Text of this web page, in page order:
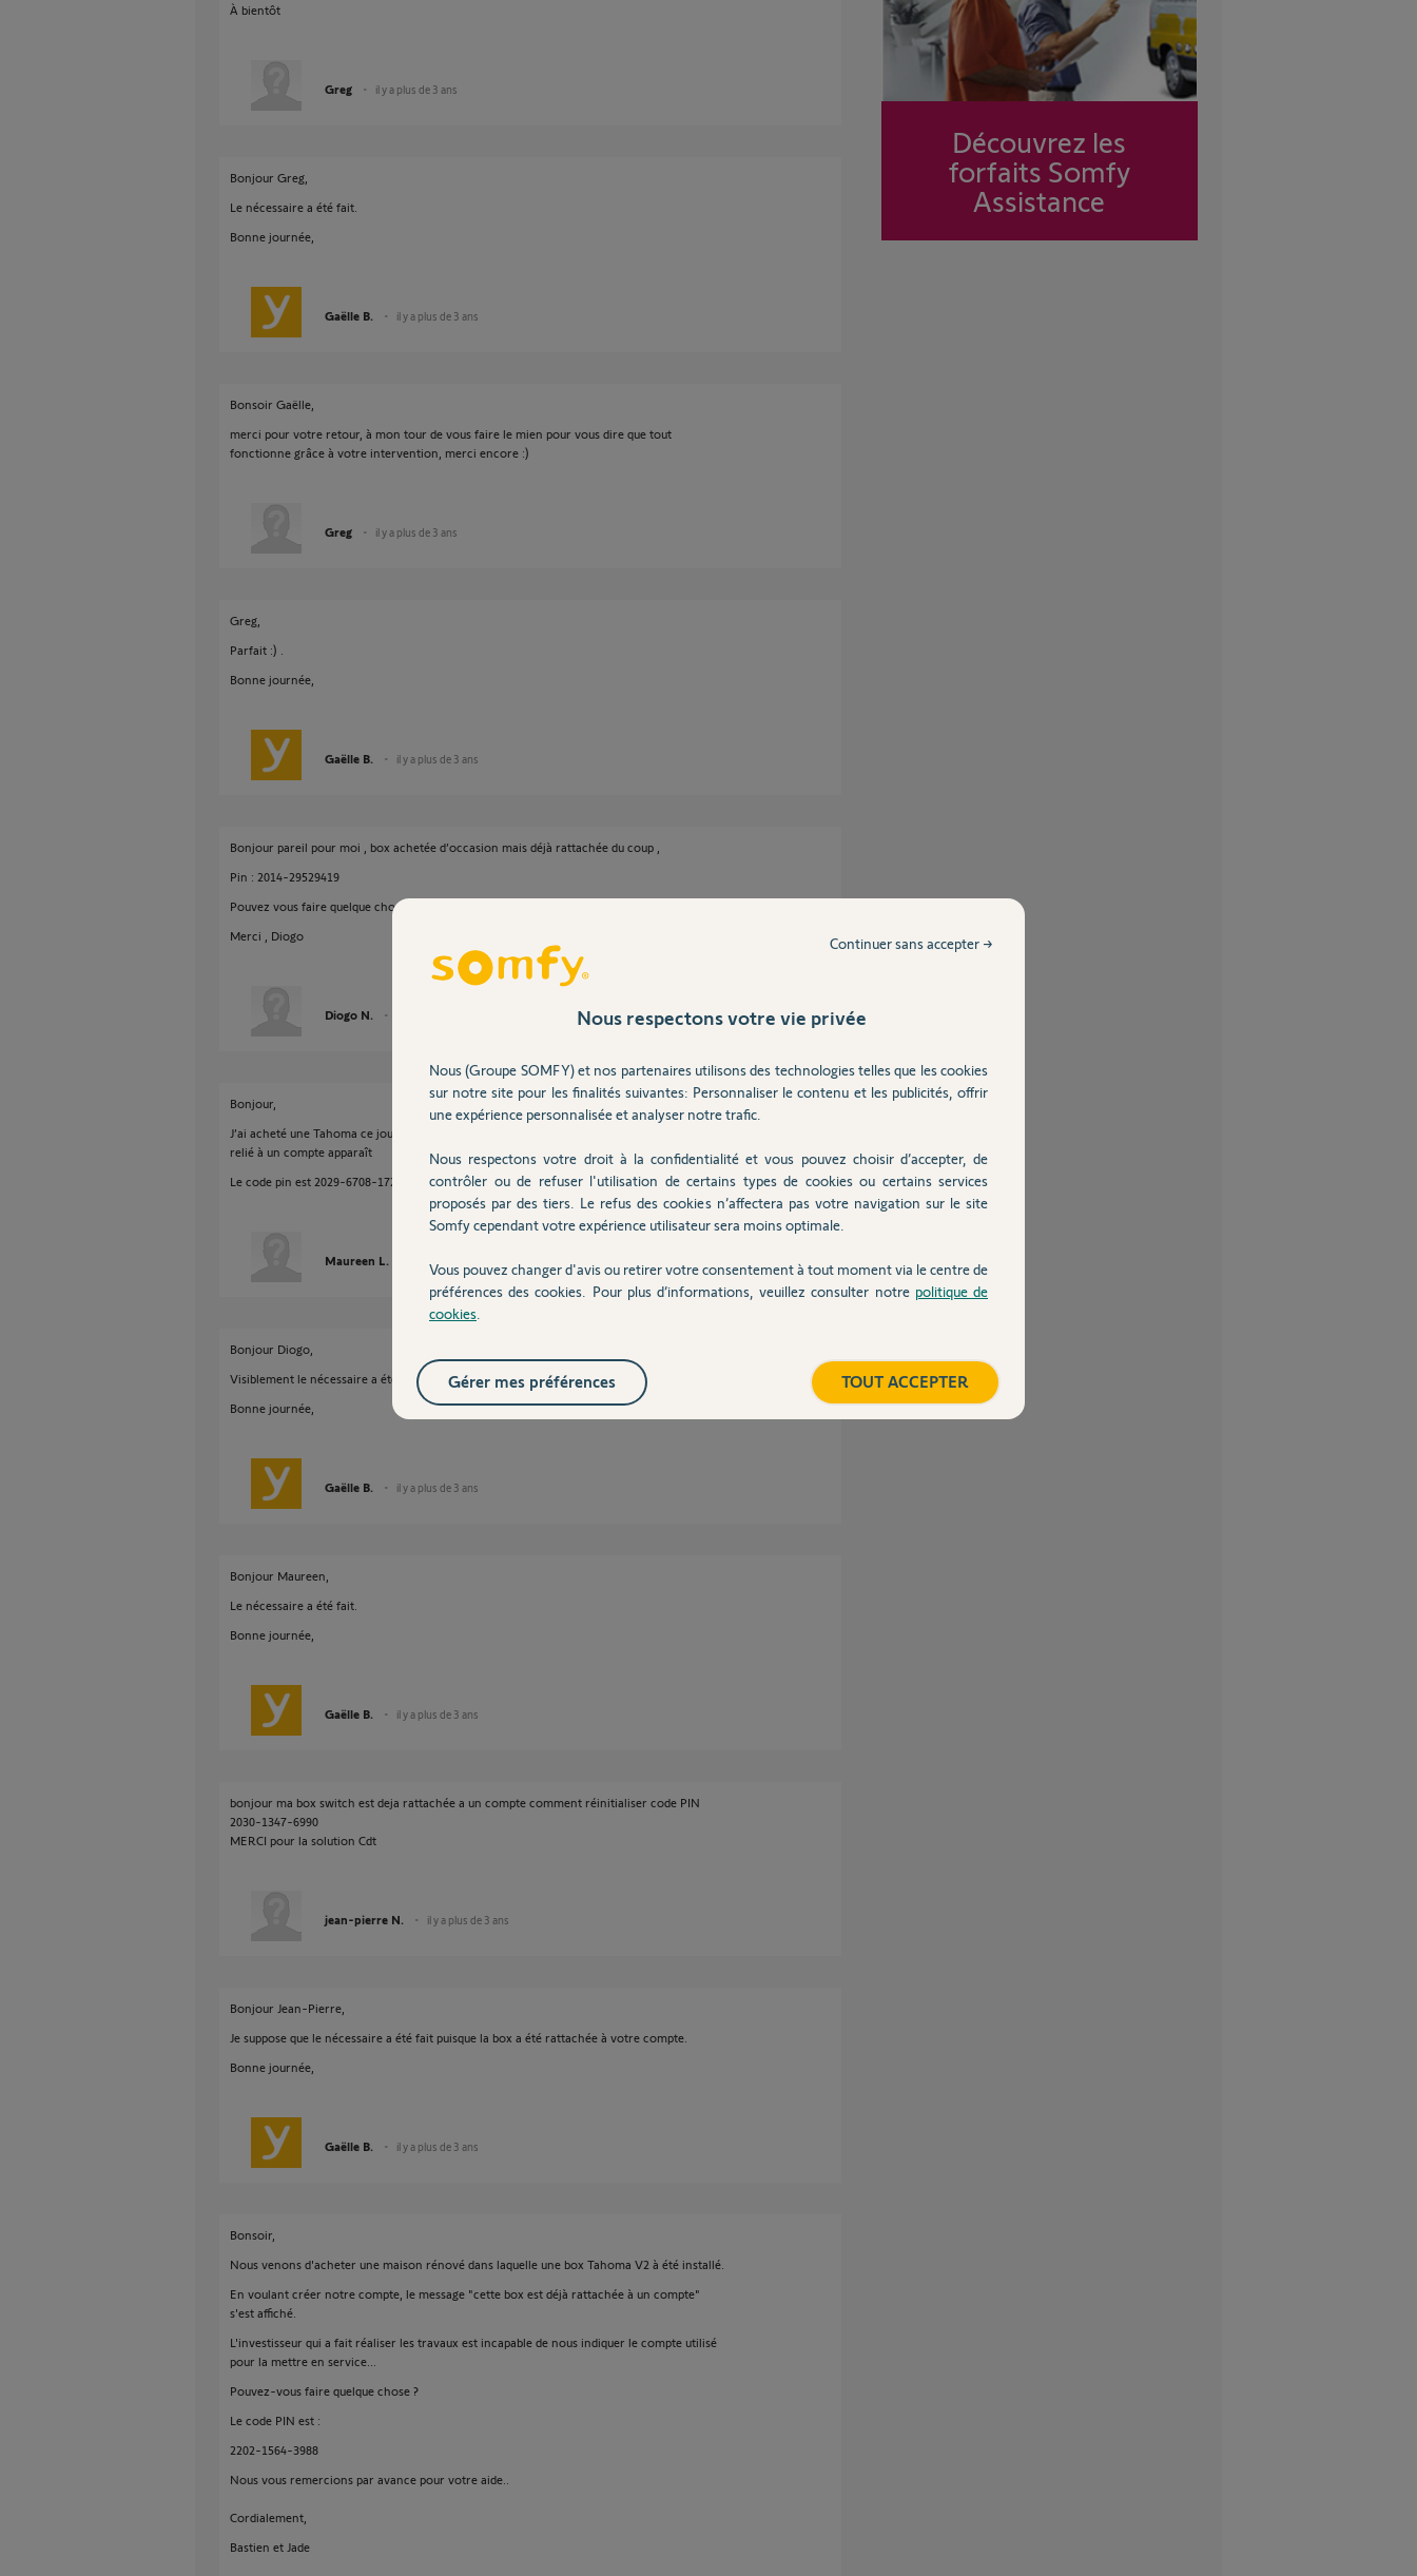
À bientôt
Greg il y a plus de 3 ans
Bonjour Greg,
Le nécessaire a été fait.
Bonne journée,
Gaëlle B. il y a plus de 3 ans
Bonsoir Gaëlle,
merci pour votre retour, à mon tour de vous faire le mien pour vous dire que tout
fonctionne grâce à votre intervention, merci encore :)
Greg il y a plus de 3 ans
Greg,
Parfait :) .
Bonne journée,
Gaëlle B. il y a plus de 3 ans
Bonjour pareil pour moi , box achetée d’occasion mais déjà rattachée du coup ,
Pin : 2014-29529419
Pouvez vous faire quelque chose ?
Merci , Diogo
Diogo N.
Bonjour,
J’ai acheté une Tahoma ce jour à Leroy Merlin et le message d’erreur aussi que la box est
relié à un compte apparaît
Le code pin est 2029-6708-1727
Maureen L.
Bonjour Diogo,
Visiblement le nécessaire a été fait.
Bonne journée,
Gaëlle B. il y a plus de 3 ans
Bonjour Maureen,
Le nécessaire a été fait.
Bonne journée,
Gaëlle B. il y a plus de 3 ans
bonjour ma box switch est deja rattachée a un compte comment réinitialiser code PIN
2030-1347-6990
MERCI pour la solution Cdt
jean-pierre N. il y a plus de 3 ans
Bonjour Jean-Pierre,
Je suppose que le nécessaire a été fait puisque la box a été rattachée à votre compte.
Bonne journée,
Gaëlle B. il y a plus de 3 ans
Bonsoir,
Nous venons d'acheter une maison rénové dans laquelle une box Tahoma V2 à été installé.
En voulant créer notre compte, le message "cette box est déjà rattachée à un compte"
s'est affiché.
L'investisseur qui a fait réaliser les travaux est incapable de nous indiquer le compte utilisé
pour la mettre en service...
Pouvez-vous faire quelque chose ?
Le code PIN est :
2202-1564-3988
Nous vous remercions par avance pour votre aide..
Cordialement,
Bastien et Jade
Découvrez les
forfaits Somfy
Assistance
Nous respectons votre vie privée
Nous (Groupe SOMFY) et nos partenaires utilisons des technologies telles que les cookies
sur notre site pour les finalités suivantes: Personnaliser le contenu et les publicités, offrir
une expérience personnalisée et analyser notre trafic.
Nous respectons votre droit à la confidentialité et vous pouvez choisir d’accepter, de
contrôler ou de refuser l'utilisation de certains types de cookies ou certains services
proposés par des tiers. Le refus des cookies n’affectera pas votre navigation sur le site
Somfy cependant votre expérience utilisateur sera moins optimale.
Vous pouvez changer d'avis ou retirer votre consentement à tout moment via le centre de
préférences des cookies. Pour plus d’informations, veuillez consulter notre politique de
cookies
Continuer sans accepter →
TOUT ACCEPTER
Gérer mes préférences